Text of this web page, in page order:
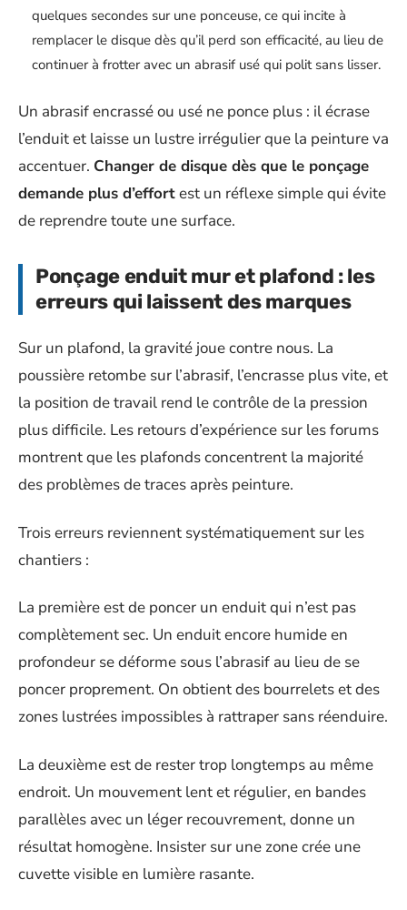
quelques secondes sur une ponceuse, ce qui incite à
remplacer le disque dès qu’il perd son efficacité, au lieu de
continuer à frotter avec un abrasif usé qui polit sans lisser.
Un abrasif encrassé ou usé ne ponce plus : il écrase
l’enduit et laisse un lustre irrégulier que la peinture va
accentuer. Changer de disque dès que le ponçage
demande plus d’effortest un réflexe simple qui évite
de reprendre toute une surface.
Ponçage enduit mur et plafond : les
erreurs qui laissent des marques
Sur un plafond, la gravité joue contre nous. La
poussière retombe sur l’abrasif, l’encrasse plus vite, et
la position de travail rend le contrôle de la pression
plus difficile. Les retours d’expérience sur les forums
montrent que les plafonds concentrent la majorité
des problèmes de traces après peinture.
Trois erreurs reviennent systématiquement sur les
chantiers :
La première est de poncer un enduit qui n’est pas
complètement sec. Un enduit encore humide en
profondeur se déforme sous l’abrasif au lieu de se
poncer proprement. On obtient des bourrelets et des
zones lustrées impossibles à rattraper sans réenduire.
La deuxième est de rester trop longtemps au même
endroit. Un mouvement lent et régulier, en bandes
parallèles avec un léger recouvrement, donne un
résultat homogène. Insister sur une zone crée une
cuvette visible en lumière rasante.